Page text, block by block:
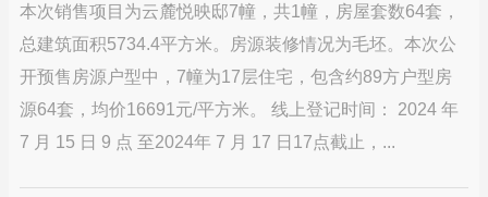
本次销售项目为云麓悦映邸7幢，共1幢，房屋套数64套，
总建筑面积5734.4平方米。房源装修情况为毛坯。本次公
开预售房源户型中，7幢为17层住宅，包含约89方户型房
源64套，均价16691元/平方米。 线上登记时间： 2024 年
7 月 15 日 9 点 至2024年 7 月 17 日17点截止，...